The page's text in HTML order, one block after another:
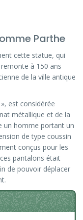
Parthe
cette statue, qui
à 150 ans
de la ville antique
est considérée
métallique et de la
un homme portant un
de type coussin
conçus pour les
pantalons était
de pouvoir déplacer